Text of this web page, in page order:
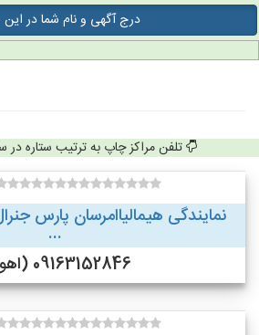
درج آگهی و نام شما در این
تلفن مراکز چاپ به ترتیب ستاره در
نمایندگی هیمالیاامرسان پارس
...
09163152846 (اهواز )